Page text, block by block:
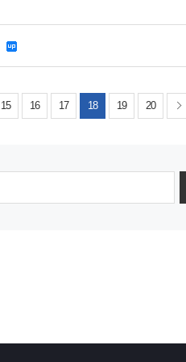
15 16 17 18 19 20